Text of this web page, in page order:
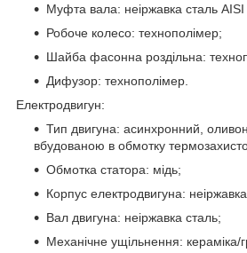
Муфта вала: неіржавка сталь
Робоче колесо: технополімер;
Шайба фасонна роздільна:
Дифузор: технополімер.
Електродвигун:
Тип двигуна: асинхронний,
вбудованою в обмотку
Обмотка статора: мідь;
Корпус електродвигуна:
Вал двигуна: неіржавка сталь;
Механічне ущільнення: кераміка/